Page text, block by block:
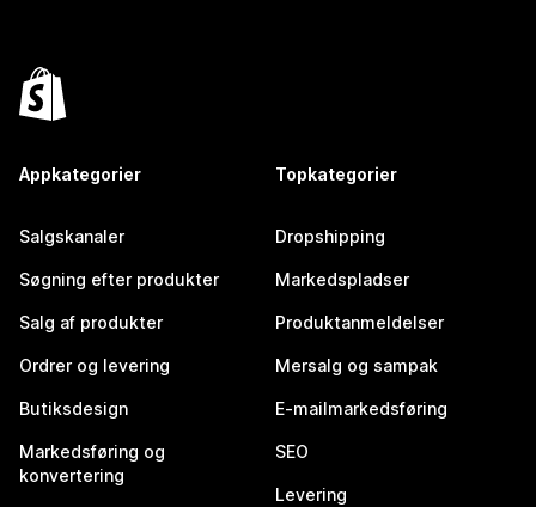
Appkategorier
Salgskanaler
Søgning efter produkter
Salg af produkter
Ordrer og levering
Butiksdesign
Markedsføring og
konvertering
Topkategorier
Dropshipping
Markedspladser
Produktanmeldelser
Mersalg og sampak
E-mailmarkedsføring
SEO
Levering